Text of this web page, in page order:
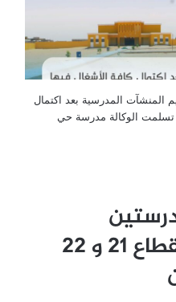
المنشآت المدرسية بعد اكتمال
تسلمت الوكالة مدرسة حي
مكتملتين في القطاع 21 و 22